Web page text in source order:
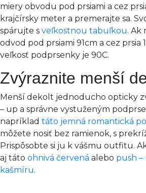
miery obvodu pod prsiami a cez
krajčírsky meter a premerajte sa.
spárujte s veľkostnou tabuľkou. Ak
odvod pod prsiami 91cm a cez prsia
veľkosť podprsenky je 90C.
Zvýraznite menší
Menší dekolt jednoducho opticky
– up a správne vystuženým
napríklad táto jemná romantická
môžete nosiť bez ramienok, s
Prispôsobte si ju k vášmu outfitu.
aj táto ohnivá červená alebo push –
kašmíru.